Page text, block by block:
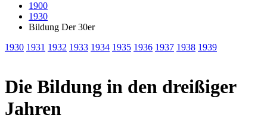
1900
1930
Bildung Der 30er
1930 1931 1932 1933 1934 1935 1936 1937 1938 1939
Die Bildung in den dreißiger
Jahren